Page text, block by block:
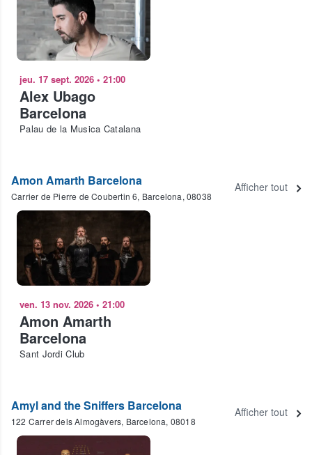
jeu. 17 sept. 2026 • 21:00
Alex Ubago
Barcelona
Palau de la Musica Catalana
Amon Amarth Barcelona
Carrier de Pierre de Coubertin 6, Barcelona, 08038
Afficher tout
ven. 13 nov. 2026 • 21:00
Amon Amarth
Barcelona
Sant Jordi Club
Amyl and the Sniffers Barcelona
122 Carrer dels Almogàvers, Barcelona, 08018
Afficher tout